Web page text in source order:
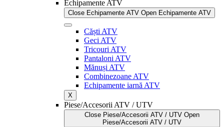
Echipamente ATV
Close Echipamente ATV Open Echipamente ATV
Căști ATV
Geci ATV
Tricouri ATV
Pantaloni ATV
Mănuși ATV
Combinezoane ATV
Echipamente iarnă ATV
X
Piese/Accesorii ATV / UTV
Close Piese/Accesorii ATV / UTV Open
Piese/Accesorii ATV / UTV